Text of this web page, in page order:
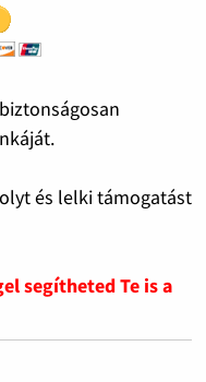
és lelki támogatást
segítheted Te is a